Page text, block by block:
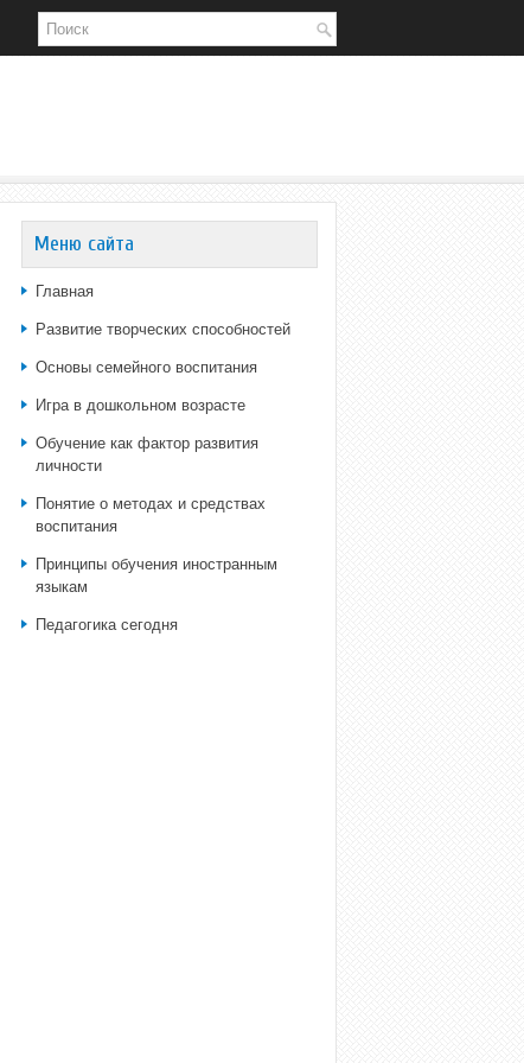
Меню сайта
Главная
Развитие творческих способностей
Основы семейного воспитания
Игра в дошкольном возрасте
Обучение как фактор развития
личности
Понятие о методах и средствах
воспитания
Принципы обучения иностранным
языкам
Педагогика сегодня